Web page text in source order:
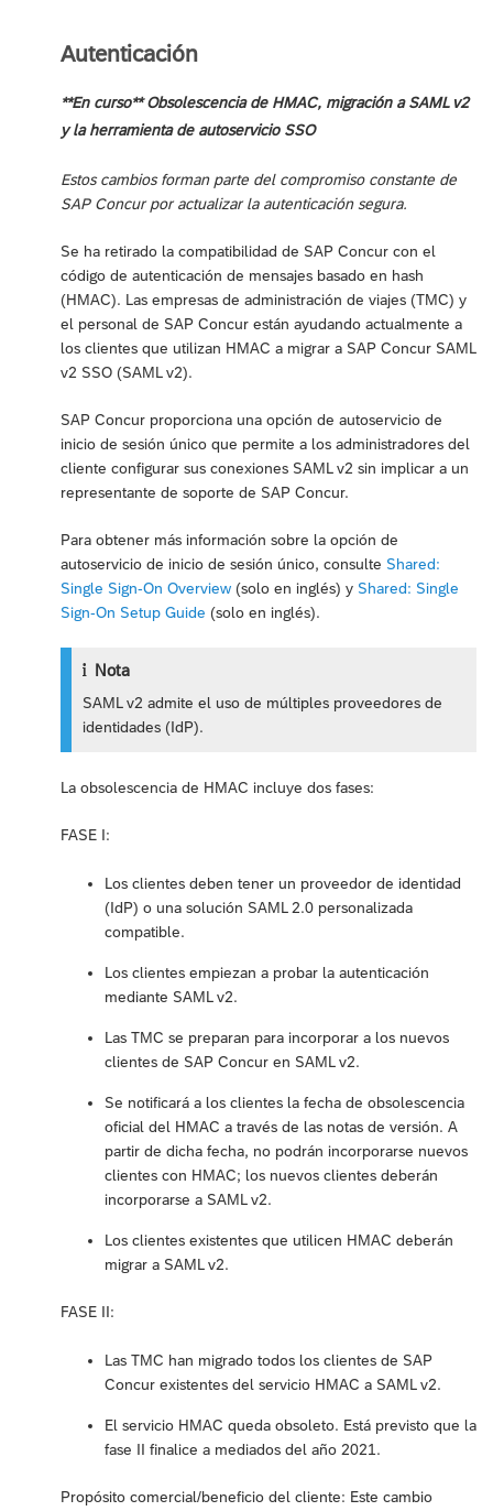
Autenticación
**En curso** Obsolescencia de HMAC, migración a SAML v2
y la herramienta de autoservicio SSO
Estos cambios forman parte del compromiso constante de
SAP Concur por actualizar la autenticación segura.
Se ha retirado la compatibilidad de SAP Concur con el
código de autenticación de mensajes basado en hash
(HMAC). Las empresas de administración de viajes (TMC) y
el personal de SAP Concur están ayudando actualmente a
los clientes que utilizan HMAC a migrar a SAP Concur SAML
v2 SSO (SAML v2).
SAP Concur proporciona una opción de autoservicio de
inicio de sesión único que permite a los administradores del
cliente configurar sus conexiones SAML v2 sin implicar a un
representante de soporte de SAP Concur.
Para obtener más información sobre la opción de
autoservicio de inicio de sesión único, consulte Shared:
Single Sign-On Overview (solo en inglés) y Shared: Single
Sign-On Setup Guide (solo en inglés).
Nota
SAML v2 admite el uso de múltiples proveedores de
identidades (IdP).
La obsolescencia de HMAC incluye dos fases:
FASE I:
Los clientes deben tener un proveedor de identidad
(IdP) o una solución SAML 2.0 personalizada
compatible.
Los clientes empiezan a probar la autenticación
mediante SAML v2.
Las TMC se preparan para incorporar a los nuevos
clientes de SAP Concur en SAML v2.
Se notificará a los clientes la fecha de obsolescencia
oficial del HMAC a través de las notas de versión. A
partir de dicha fecha, no podrán incorporarse nuevos
clientes con HMAC; los nuevos clientes deberán
incorporarse a SAML v2.
Los clientes existentes que utilicen HMAC deberán
migrar a SAML v2.
FASE II:
Las TMC han migrado todos los clientes de SAP
Concur existentes del servicio HMAC a SAML v2.
El servicio HMAC queda obsoleto. Está previsto que la
fase II finalice a mediados del año 2021.
Propósito comercial/beneficio del cliente: Este cambio